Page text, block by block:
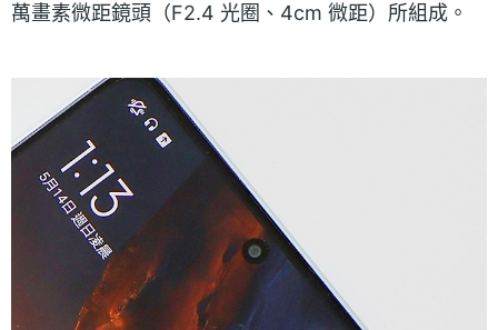
萬畫素微距鏡頭（F2.4 光圈、4cm 微距）所組成。